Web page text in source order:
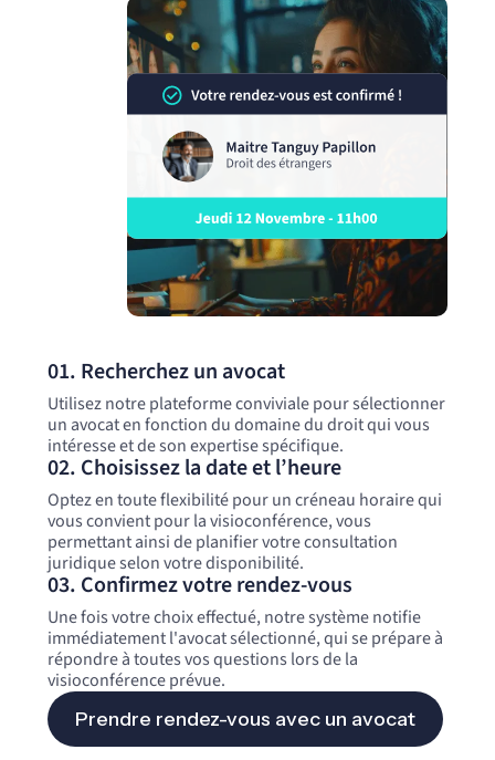
01. Recherchez un avocat
Utilisez notre plateforme conviviale pour sélectionner
un avocat en fonction du domaine du droit qui vous
intéresse et de son expertise spécifique.
02. Choisissez la date et l’heure
Optez en toute flexibilité pour un créneau horaire qui
vous convient pour la visioconférence, vous
permettant ainsi de planifier votre consultation
juridique selon votre disponibilité.
03. Confirmez votre rendez-vous
Une fois votre choix effectué, notre système notifie
immédiatement l'avocat sélectionné, qui se prépare à
répondre à toutes vos questions lors de la
visioconférence prévue.
Prendre rendez-vous avec un avocat